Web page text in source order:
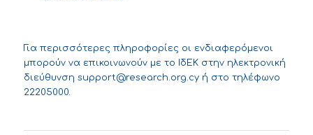
Για περισσότερες πληροφορίες οι ενδιαφερόμενοι
μπορούν να επικοινωνούν με το ΙδΕΚ στην ηλεκτρονική
διεύθυνση support@research.org.cyή στο τηλέφωνο
22205000.